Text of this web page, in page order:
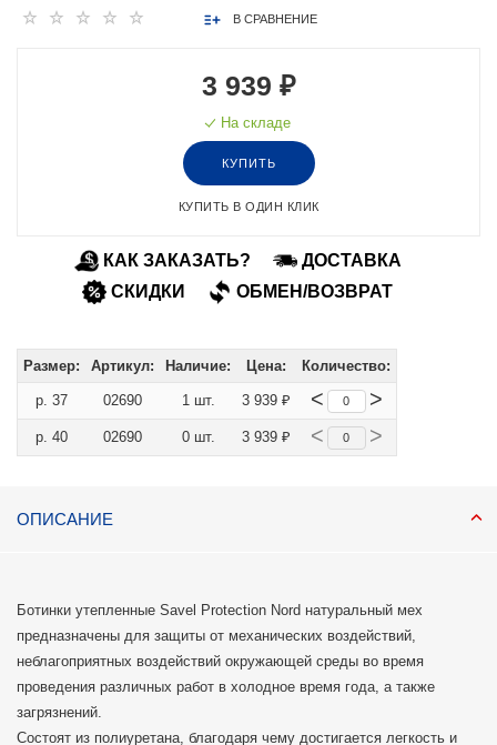
В СРАВНЕНИЕ
3 939 ₽
На складе
КУПИТЬ
КУПИТЬ В ОДИН КЛИК
КАК ЗАКАЗАТЬ?
ДОСТАВКА
СКИДКИ
ОБМЕН/ВОЗВРАТ
Размер: Артикул: Наличие: Цена: Количество:
р. 37 02690 1 шт. 3 939 ₽ < >
р. 40 02690 0 шт. 3 939 ₽ < >
ОПИСАНИЕ
Ботинки утепленные Savel Protection Nord натуральный мех
предназначены для защиты от механических воздействий,
неблагоприятных воздействий окружающей среды во время
проведения различных работ в холодное время года, а также
загрязнений.
Состоят из полиуретана, благодаря чему достигается легкость и